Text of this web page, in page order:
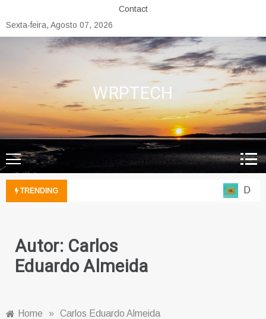
to
content
Contact
Sexta-feira, Agosto 07, 2026
WRPTECH
TRENDING Do
Autor: Carlos
Eduardo Almeida
Home » Carlos Eduardo Almeida